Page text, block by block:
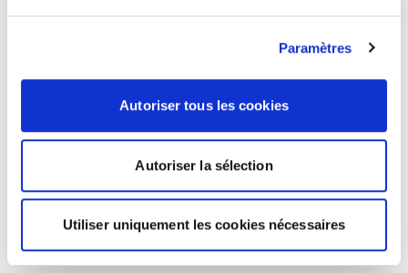
Paramètres
Autoriser tous les cookies
Autoriser la sélection
Utiliser uniquement les cookies nécessaires